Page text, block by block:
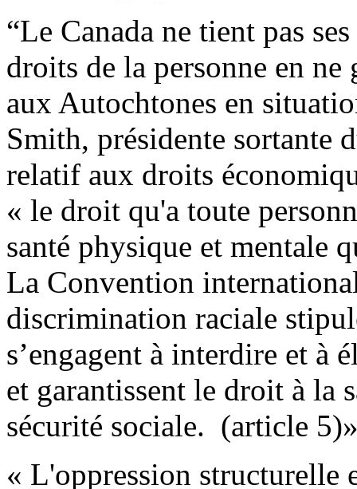
“Le Canada ne tient pas
droits de la personne en ne
aux Autochtones en
Smith, présidente sortante
relatif aux droits
« le droit qu'a toute
santé physique et mentale
La Convention
discrimination raciale
s’engagent à interdire et à
et garantissent le droit à la
sécurité sociale. (article
« L'oppression structurelle